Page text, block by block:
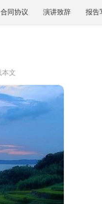
合同协议 演讲致辞 报告
本文